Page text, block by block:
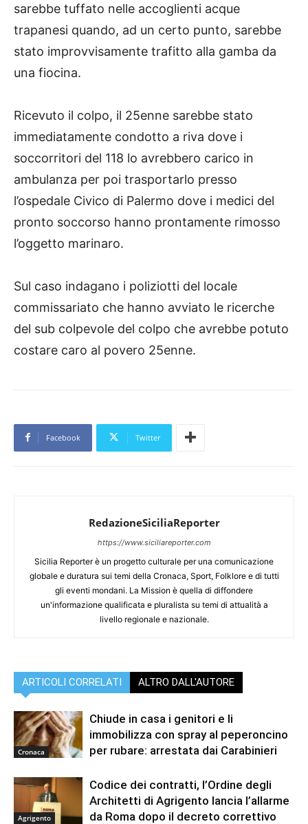
sarebbe tuffato nelle accoglienti acque
trapanesi quando, ad un certo punto, sarebbe
stato improvvisamente trafitto alla gamba da
una fiocina.
Ricevuto il colpo, il 25enne sarebbe stato
immediatamente condotto a riva dove i
soccorritori del 118 lo avrebbero carico in
ambulanza per poi trasportarlo presso
l’ospedale Civico di Palermo dove i medici del
pronto soccorso hanno prontamente rimosso
l’oggetto marinaro.
Sul caso indagano i poliziotti del locale
commissariato che hanno avviato le ricerche
del sub colpevole del colpo che avrebbe potuto
costare caro al povero 25enne.
Facebook Twitter
RedazioneSiciliaReporter
https://www.siciliareporter.com
Sicilia Reporter è un progetto culturale per una comunicazione
globale e duratura sui temi della Cronaca, Sport, Folklore e di tutti
gli eventi mondani. La Mission è quella di diffondere
un'informazione qualificata e pluralista su temi di attualità a
livello regionale e nazionale.
ARTICOLI CORRELATI ALTRO DALL'AUTORE
Cronaca
Chiude in casa i genitori e li
immobilizza con spray al peperoncino
per rubare: arrestata dai Carabinieri
Agrigento
Codice dei contratti, l’Ordine degli
Architetti di Agrigento lancia l’allarme
da Roma dopo il decreto correttivo